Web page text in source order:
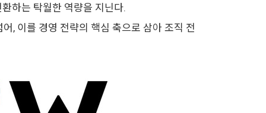
하는 탁월한 역량을 지닌다.
, 이를 경영 전략의 핵심 축으로 삼아 조직 전